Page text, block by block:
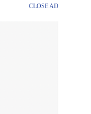
CLOSE AD